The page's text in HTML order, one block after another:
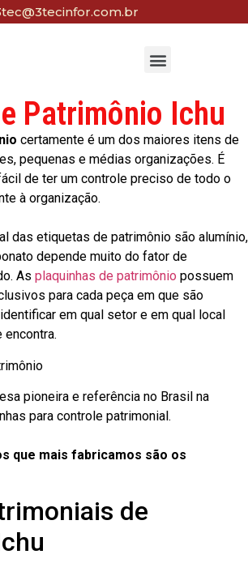
Patrimônio Ichu
certamente é um dos maiores itens de
pequenas e médias organizações. É
de ter um controle preciso de todo o
à organização.
das etiquetas de patrimônio são alumínio,
depende muito do fator de
As plaquinhas de patrimônio possuem
para cada peça em que são
em qual setor e em qual local
pioneira e referência no Brasil na
para controle patrimonial.
que mais fabricamos são os
de